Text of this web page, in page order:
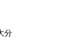
分